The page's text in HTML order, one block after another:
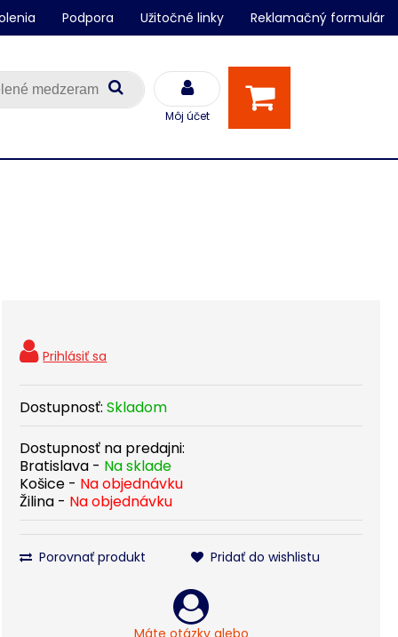
Môj účet
Podpora Užitočné linky Reklamačný formulár
Dostupnosť: Skladom
Dostupnosť na predajni:
Bratislava - Na sklade
Košice - Na objednávku
Žilina - Na objednávku
Porovnať produkt Pridať do wishlistu
Máte otázky alebo